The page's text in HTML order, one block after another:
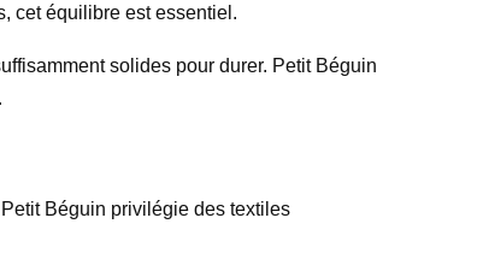
cet équilibre est essentiel.
solides pour durer. Petit Béguin
Béguin privilégie des textiles